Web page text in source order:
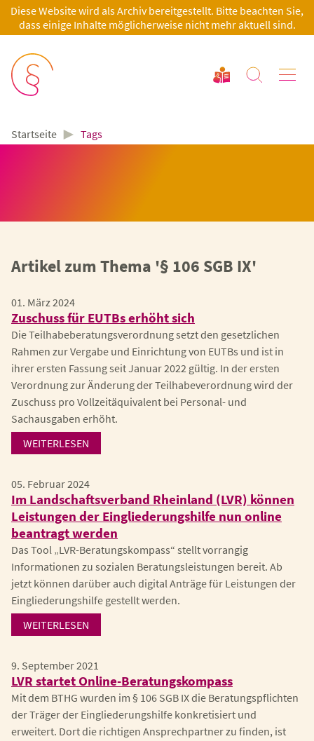
Diese Website wird als Archiv bereitgestellt. Bitte beachten Sie,
dass einige Inhalte möglicherweise nicht mehr aktuell sind.
Startseite ► Tags
Artikel zum Thema '§ 106 SGB IX'
01. März 2024
Zuschuss für EUTBs erhöht sich
Die Teilhabeberatungsverordnung setzt den gesetzlichen
Rahmen zur Vergabe und Einrichtung von EUTBs und ist in
ihrer ersten Fassung seit Januar 2022 gültig. In der ersten
Verordnung zur Änderung der Teilhabeverordnung wird der
Zuschuss pro Vollzeitäquivalent bei Personal- und
Sachausgaben erhöht.
WEITERLESEN
05. Februar 2024
Im Landschaftsverband Rheinland (LVR) können
Leistungen der Eingliederungshilfe nun online
beantragt werden
Das Tool „LVR-Beratungskompass“ stellt vorrangig
Informationen zu sozialen Beratungsleistungen bereit. Ab
jetzt können darüber auch digital Anträge für Leistungen der
Eingliederungshilfe gestellt werden.
WEITERLESEN
9. September 2021
LVR startet Online-Beratungskompass
Mit dem BTHG wurden im § 106 SGB IX die Beratungspflichten
der Träger der Eingliederungshilfe konkretisiert und
erweitert. Dort die richtigen Ansprechpartner zu finden, ist